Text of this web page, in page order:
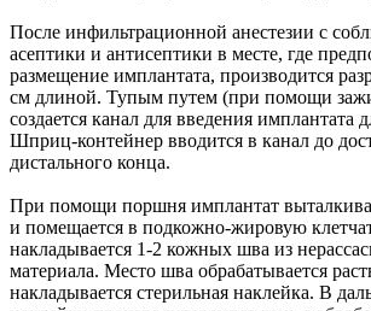
После инфильтрационной анестезии с
асептики и антисептики в месте, где
размещение имплантата, производится
см длиной. Тупым путем (при помощи
создается канал для введения имплантата
Шприц-контейнер вводится в канал до
дистального конца.
При помощи поршня имплантат
и помещается в подкожно-жировую
накладывается 1-2 кожных шва из
материала. Место шва обрабатывается
накладывается стерильная наклейка. В